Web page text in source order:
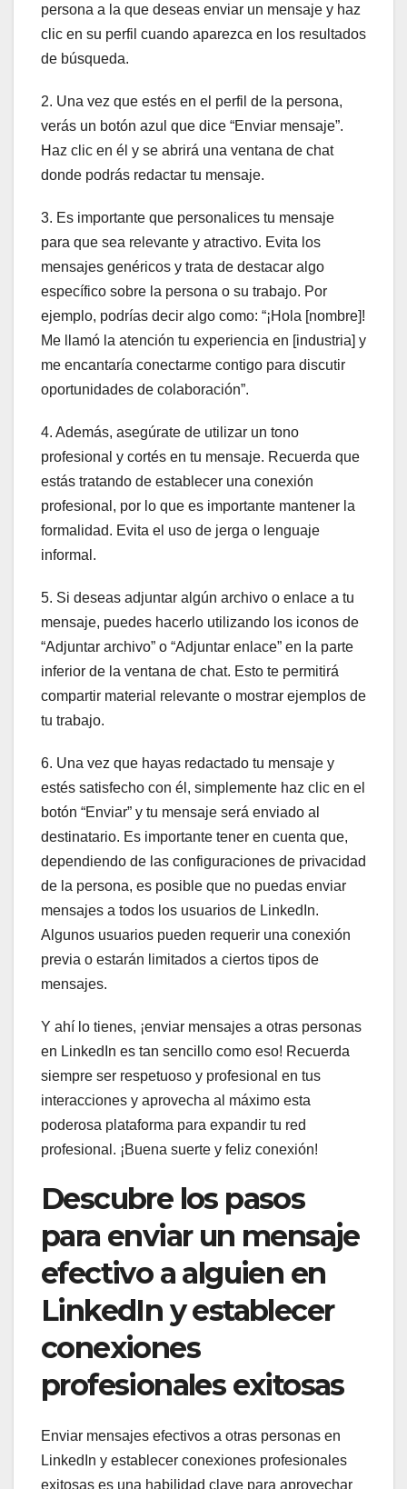
persona a la que deseas enviar un mensaje y haz
clic en su perfil cuando aparezca en los resultados
de búsqueda.
2. Una vez que estés en el perfil de la persona,
verás un botón azul que dice “Enviar mensaje”.
Haz clic en él y se abrirá una ventana de chat
donde podrás redactar tu mensaje.
3. Es importante que personalices tu mensaje
para que sea relevante y atractivo. Evita los
mensajes genéricos y trata de destacar algo
específico sobre la persona o su trabajo. Por
ejemplo, podrías decir algo como: “¡Hola [nombre]!
Me llamó la atención tu experiencia en [industria] y
me encantaría conectarme contigo para discutir
oportunidades de colaboración”.
4. Además, asegúrate de utilizar un tono
profesional y cortés en tu mensaje. Recuerda que
estás tratando de establecer una conexión
profesional, por lo que es importante mantener la
formalidad. Evita el uso de jerga o lenguaje
informal.
5. Si deseas adjuntar algún archivo o enlace a tu
mensaje, puedes hacerlo utilizando los iconos de
“Adjuntar archivo” o “Adjuntar enlace” en la parte
inferior de la ventana de chat. Esto te permitirá
compartir material relevante o mostrar ejemplos de
tu trabajo.
6. Una vez que hayas redactado tu mensaje y
estés satisfecho con él, simplemente haz clic en el
botón “Enviar” y tu mensaje será enviado al
destinatario. Es importante tener en cuenta que,
dependiendo de las configuraciones de privacidad
de la persona, es posible que no puedas enviar
mensajes a todos los usuarios de LinkedIn.
Algunos usuarios pueden requerir una conexión
previa o estarán limitados a ciertos tipos de
mensajes.
Y ahí lo tienes, ¡enviar mensajes a otras personas
en LinkedIn es tan sencillo como eso! Recuerda
siempre ser respetuoso y profesional en tus
interacciones y aprovecha al máximo esta
poderosa plataforma para expandir tu red
profesional. ¡Buena suerte y feliz conexión!
Descubre los pasos
para enviar un mensaje
efectivo a alguien en
LinkedIn y establecer
conexiones
profesionales exitosas
Enviar mensajes efectivos a otras personas en
LinkedIn y establecer conexiones profesionales
exitosas es una habilidad clave para aprovechar